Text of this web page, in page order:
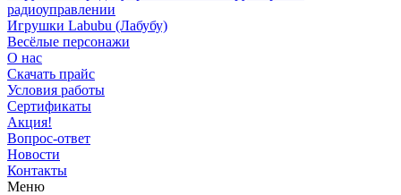
радиоуправлении
Игрушки Labubu (Лабубу)
Весёлые персонажи
О нас
Скачать прайс
Условия работы
Сертификаты
Акция!
Вопрос-ответ
Новости
Контакты
Меню